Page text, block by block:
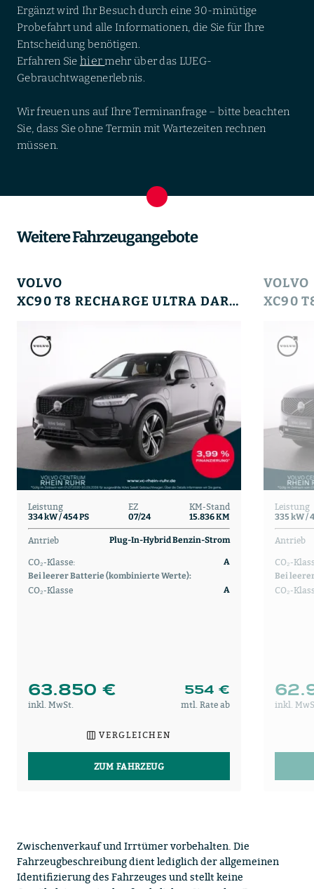
Ergänzt wird Ihr Besuch durch eine 30-minütige
Probefahrt und alle Informationen, die Sie für Ihre
Entscheidung benötigen.
Erfahren Sie hiermehr über das LUEG-
Gebrauchtwagenerlebnis.
Wir freuen uns auf Ihre Terminanfrage – bitte beachten
Sie, dass Sie ohne Termin mit Wartezeiten rechnen
müssen.
Weitere Fahrzeugangebote
VOLVO
XC90 T8 RECHARGE ULTRA DARK+360°+MASSAGE+LM+
Leistung
334 kW / 454 PS
EZ
07/24
KM-Stand
15.836 KM
Antrieb Plug-In-Hybrid Benzin-Strom
CO₂-Klasse:
A
Bei leerer Batterie (kombinierte Werte):
CO₂-Klasse A
63.850 € 554 €
inkl. MwSt. mtl. Rate ab
VERGLEICHEN
ZUM FAHRZEUG
VOLVO
Leistung
335 kW /
Antrieb
CO₂-
Bei
CO₂-
inkl.
Zwischenverkauf und Irrtümer vorbehalten. Die
Fahrzeugbeschreibung dient lediglich der allgemeinen
Identifizierung des Fahrzeuges und stellt keine